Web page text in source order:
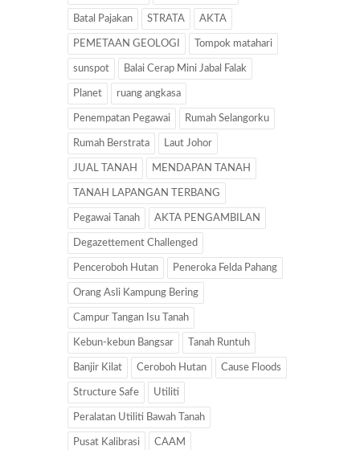
Batal Pajakan STRATA AKTA
PEMETAAN GEOLOGI Tompok matahari
sunspot Balai Cerap Mini Jabal Falak
Planet ruang angkasa
Penempatan Pegawai Rumah Selangorku
Rumah Berstrata Laut Johor
JUAL TANAH MENDAPAN TANAH
TANAH LAPANGAN TERBANG
Pegawai Tanah AKTA PENGAMBILAN
Degazettement Challenged
Penceroboh Hutan Peneroka Felda Pahang
Orang Asli Kampung Bering
Campur Tangan Isu Tanah
Kebun-kebun Bangsar Tanah Runtuh
Banjir Kilat Ceroboh Hutan Cause Floods
Structure Safe Utiliti
Peralatan Utiliti Bawah Tanah
Pusat Kalibrasi CAAM